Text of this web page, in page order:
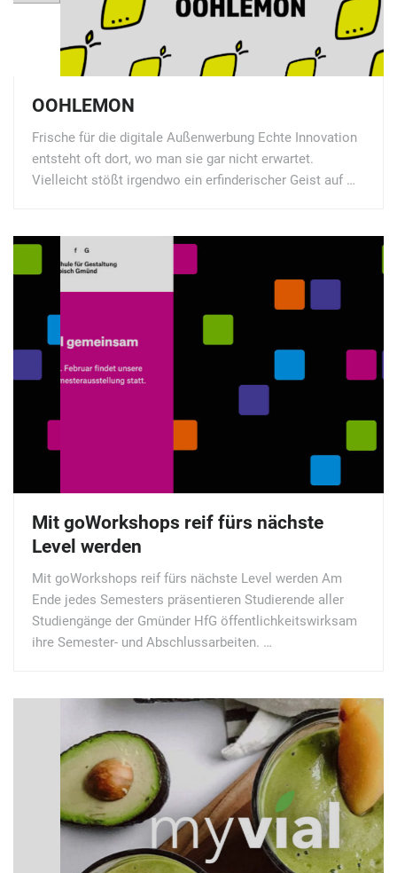
OOHLEMON
Frische für die digitale Außenwerbung Echte Innovation
entsteht oft dort, wo man sie gar nicht erwartet.
Vielleicht stößt irgendwo ein erfinderischer Geist auf …
Mit goWorkshops reif fürs nächste
Level werden
Mit goWorkshops reif fürs nächste Level werden Am
Ende jedes Semesters präsentieren Studierende aller
Studiengänge der Gmünder HfG öffentlichkeitswirksam
ihre Semester- und Abschlussarbeiten. …